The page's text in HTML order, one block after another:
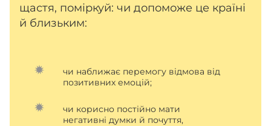
щастя, поміркуй: чи допоможе це країні
й близьким:
чи наближає перемогу відмова від
позитивних емоцій;
чи корисно постійно мати
негативні думки й почуття,